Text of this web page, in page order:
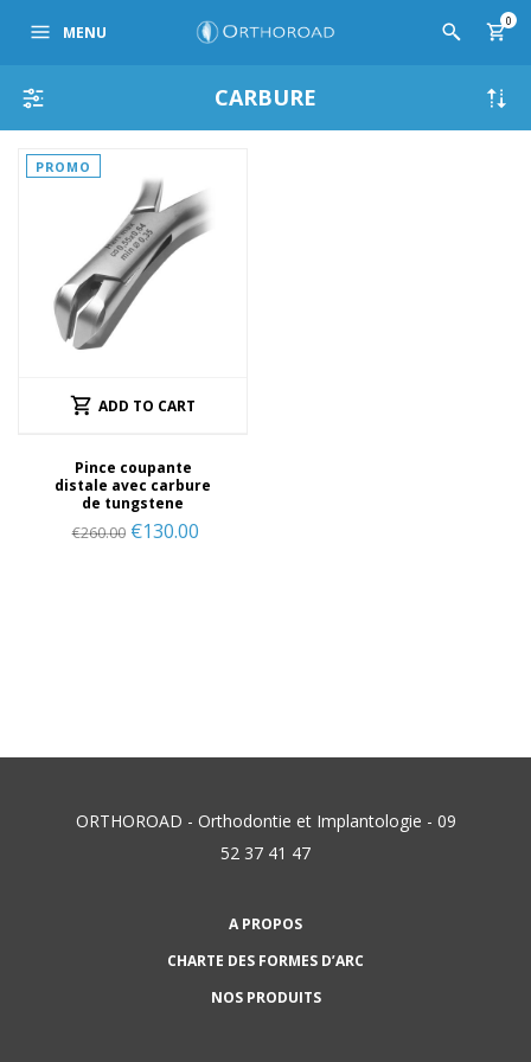
MENU
0
CARBURE
ADD TO CART
Pince coupante
distale avec carbure
de tungstene
PROMO
€260.00 €130.00
ORTHOROAD - Orthodontie et Implantologie - 09
52 37 41 47
A PROPOS
CHARTE DES FORMES D’ARC
NOS PRODUITS